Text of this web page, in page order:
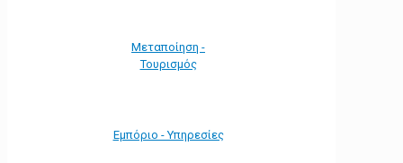
Μεταποίηση -
Τουρισμός
Εμπόριο - Υπηρεσίες